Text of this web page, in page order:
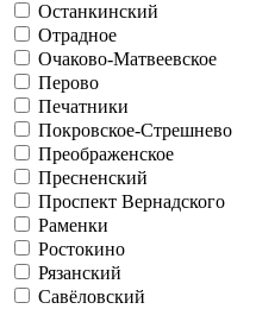
Останкинский
Отрадное
Очаково-Матвеевское
Перово
Печатники
Покровское-Стрешнево
Преображенское
Пресненский
Проспект Вернадского
Раменки
Ростокино
Рязанский
Савёловский